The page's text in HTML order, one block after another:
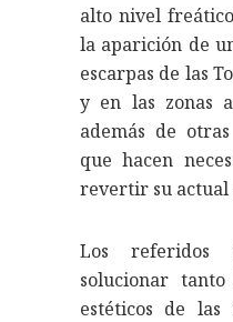
alto nivel
la aparición de
escarpas de las
y en las zonas
además de
que hacen
revertir su actual
Los referidos
solucionar tanto
estéticos de